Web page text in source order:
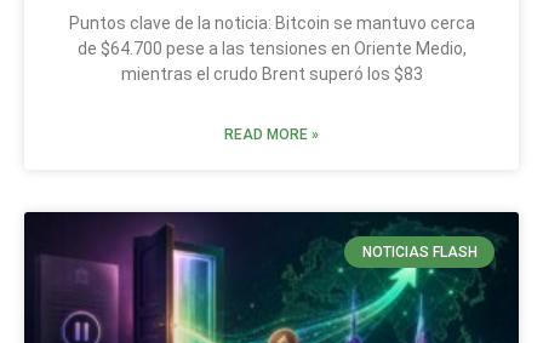
Puntos clave de la noticia: Bitcoin se mantuvo cerca
de $64.700 pese a las tensiones en Oriente Medio,
mientras el crudo Brent superó los $83
READ MORE »
NOTICIAS FLASH